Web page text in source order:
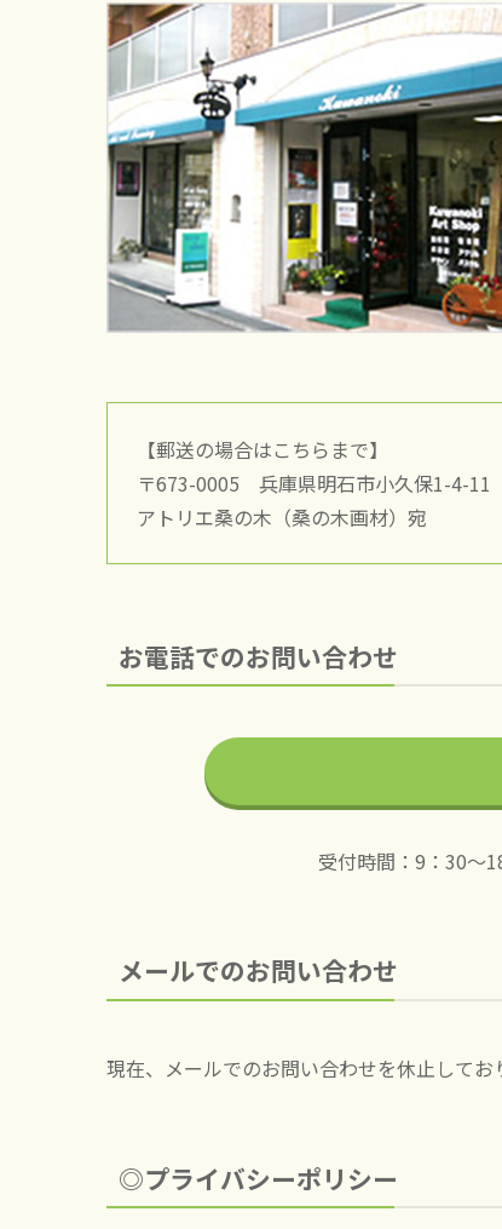
【郵送の場合はこちらまで】
〒673-0005 兵庫県明石市小久保1-4-
アトリエ桑の木（桑の木画材）宛
お電話でのお問い合わせ
受付時間：9：30～
メールでのお問い合わせ
現在、メールでのお問い合わせを休止してお
◎プライバシーポリシー